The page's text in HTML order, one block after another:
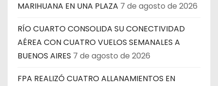
MARIHUANA EN UNA PLAZA 7 de agosto de 2026
RÍO CUARTO CONSOLIDA SU CONECTIVIDAD
AÉREA CON CUATRO VUELOS SEMANALES A
BUENOS AIRES 7 de agosto de 2026
FPA REALIZÓ CUATRO ALLANAMIENTOS EN